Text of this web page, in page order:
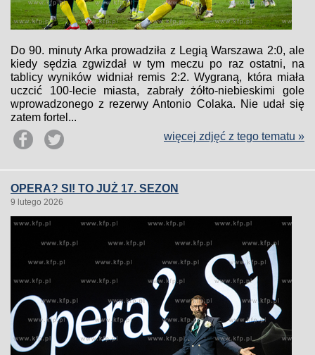
Do 90. minuty Arka prowadziła z Legią Warszawa 2:0, ale
kiedy sędzia zgwizdał w tym meczu po raz ostatni, na
tablicy wyników widniał remis 2:2. Wygraną, która miała
uczcić 100-lecie miasta, zabrały żółto-niebieskimi gole
wprowadzonego z rezerwy Antonio Colaka. Nie udał się
zatem fortel...
więcej zdjęć z tego tematu »
OPERA? SI! TO JUŻ 17. SEZON
9 lutego 2026